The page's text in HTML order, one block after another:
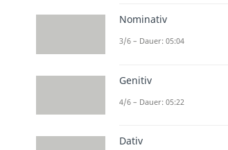
Nominativ
3/6 – Dauer: 05:04
Genitiv
4/6 – Dauer: 05:22
Dativ